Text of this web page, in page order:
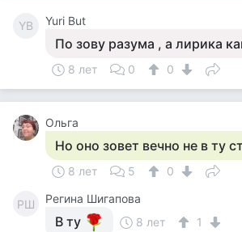
YB Yuri But
По зову разума , а лирика
8 лет 0 0
Ольга
Но оно зовет вечно не в ту
8 лет 5 0
РШ Регина Шигапова
В ту 8 лет 1